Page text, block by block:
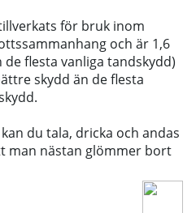
för bruk inom
och är 1,6
flesta vanliga tandskydd)
skydd än de flesta
du tala, dricka och andas
man nästan glömmer bort